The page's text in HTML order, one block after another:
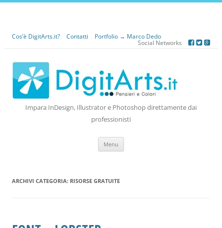
Cos’è DigitArts.it? Contatti
Portfolio → Marco Dedo
Social Networks
Impara InDesign, Illustrator e Photoshop direttamente dai
professionisti
Menu
ARCHIVI CATEGORIA: RISORSE GRATUITE